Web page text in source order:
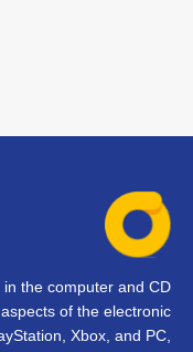
the computer and CD
of the electronic
Xbox, and PC,